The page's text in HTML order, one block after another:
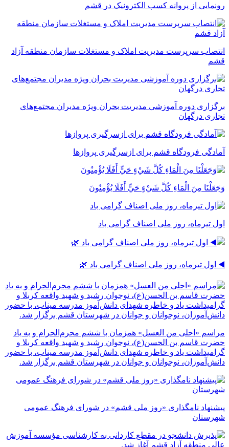
رونمایی از پروانه کسب الکترونیک در قشم
انتصاب سرپرست مدیریت املاک و مستغلات سازمان منطقه آزاد
قشم
برگزاری دوره آموزشی مدیریت بحران ویژه مدیران مجتمع‌های
تجاری درگهان
آمادگی فرودگاه قشم برای ازسرگیری پروازها
وَجَعَلْنَا مِنَ الْمَاءِ كُلَّ شَيْءٍ حَيٍّ أَفَلَا يُؤْمِنُونَ
اول تیرماه، روز ملی اصناف گرامی باد
◀️ اول تیرماه، روز ملی اصناف گرامی باد 🌿
مراسم «احلی من العسل» همزمان با ششم محرم‌الحرام و به یاد
حضرت قاسم بن الحسن(ع)، نوجوان رشید و شهید واقعه کربلا و
گرامیداشت یاد و خاطره شهدای دانش‌آموز مدرسه میناب، با حضور
دانش‌آموزان، نوجوانان و جوانان در شهرستان قشم برگزار شد.
پیشنهاد نامگذاری «روز ملی قشم» در شورای فرهنگ عمومی
شهرستان